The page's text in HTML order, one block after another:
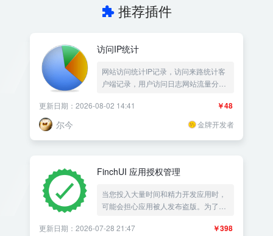
推荐插件
访问IP统计
网站访问统计IP记录，访问来路统计客
户端记录，用户访问日志网站流量分
站统计蜘蛛统计流量统计爬虫IP访问记
录UA统计UV——《益吾库》尔今作品
￥48
更新日期：2026-08-02 14:41
尔今 金牌开发者
FinchUI 应用授权管理
当您投入大量时间和精力开发应用时，
可能会担心应用被人发布盗版。为了解
的《应用授权管理》插件。这款插件使
￥398
更新日期：2026-07-28 21:47